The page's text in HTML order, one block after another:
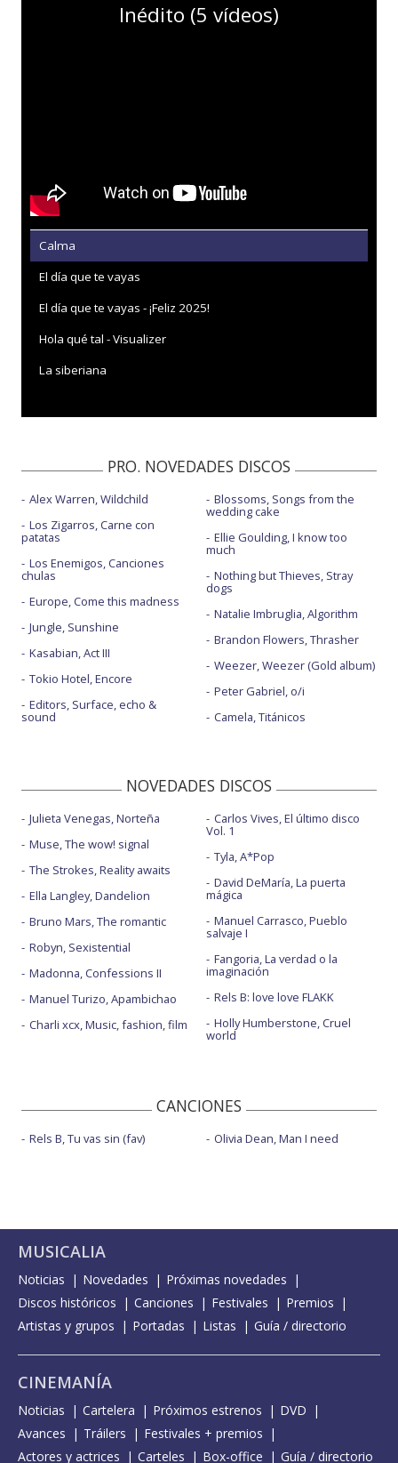
Inédito (5 vídeos)
Calma
El día que te vayas
El día que te vayas - ¡Feliz 2025!
Hola qué tal - Visualizer
La siberiana
PRO. NOVEDADES DISCOS
Alex Warren, Wildchild
Los Zigarros, Carne con
patatas
Los Enemigos, Canciones
chulas
Europe, Come this madness
Jungle, Sunshine
Kasabian, Act III
Tokio Hotel, Encore
Editors, Surface, echo &
sound
Blossoms, Songs from the
wedding cake
Ellie Goulding, I know too
much
Nothing but Thieves, Stray
dogs
Natalie Imbruglia, Algorithm
Brandon Flowers, Thrasher
Weezer, Weezer (Gold album)
Peter Gabriel, o/i
Camela, Titánicos
NOVEDADES DISCOS
Julieta Venegas, Norteña
Muse, The wow! signal
The Strokes, Reality awaits
Ella Langley, Dandelion
Bruno Mars, The romantic
Robyn, Sexistential
Madonna, Confessions II
Manuel Turizo, Apambichao
Charli xcx, Music, fashion, film
Carlos Vives, El último disco
Vol. 1
Tyla, A*Pop
David DeMaría, La puerta
mágica
Manuel Carrasco, Pueblo
salvaje I
Fangoria, La verdad o la
imaginación
Rels B: love love FLAKK
Holly Humberstone, Cruel
world
CANCIONES
Rels B, Tu vas sin (fav) Olivia Dean, Man I need
MUSICALIA
Noticias Novedades
Próximas novedades
Discos históricos
Canciones Festivales
Premios
Artistas y grupos
Portadas Listas Guía / directorio
CINEMANÍA
Noticias Cartelera Próximos estrenos
DVD
Avances
Tráilers
Festivales + premios
Actores y actrices
Carteles Box-office Guía / directorio